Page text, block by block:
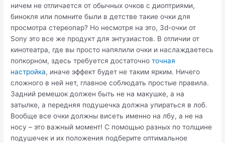
ничем не отличается от обычных очков с диоптриями,
бинокля или помните были в детстве такие очки для
просмотра стереопар? Но несмотря на это, 3d-очки от
Sony это все же продукт для энтузиастов. В отличии от
кинотеатра, где вы просто напялили очки и наслаждаетесь
попкорном, здесь требуется достаточноточная
настройка, иначе эффект будет не таким ярким. Ничего
сложного в ней нет, главное соблюдать простые правила.
Задний ремешок должен быть не на макушке, а на
затылке, а передняя подушечка должна упираться в лоб.
Вообще все очки должны висеть именно на лбу, а не на
носу – это важный момент! С помощью разных по толщине
подушечек и их положения подберите оптимальное